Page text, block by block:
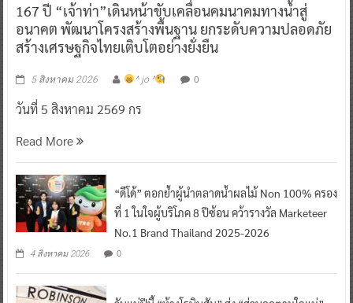
167 ปี “เจ้าท่า”เดินหน้าขับเคลื่อนคมนาคมทางน้ำสู่
อนาคต พัฒนาโครงสร้างพื้นฐาน ยกระดับความปลอดภัย
สร้างเศรษฐกิจไทยเติบโตอย่างยั่งยืน
5 สิงหาคม 2026 ^ jo ^ 0
วันที่ 5 สิงหาคม 2569 กร
Read More
“ดีโด้” ตอกย้ำผู้นำตลาดน้ำผลไม้ Non 100% ครอง
ที่ 1 ในใจผู้บริโภค 8 ปีซ้อน คว้ารางวัล Marketeer
No.1 Brand Thailand 2025-2026
4 สิงหาคม 2026 0